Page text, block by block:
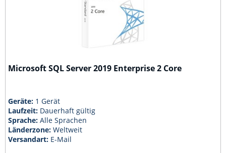
Microsoft SQL Server 2019 Enterprise 2 Core
Geräte: 1 Gerät
Laufzeit: Dauerhaft gültig
Sprache:Alle Sprachen
Länderzone:Weltweit
Versandart: E-Mail